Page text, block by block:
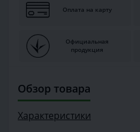
Оплата на карту
Официальная
продукция
Обзор товара
Характеристики